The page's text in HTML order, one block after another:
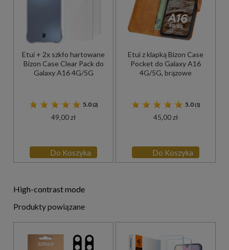
Etui + 2x szkło hartowane
Bizon Case Clear Pack do
Galaxy A16 4G/5G
5.0 (2)
49,00 zł
Do Koszyka
Etui z klapką Bizon Case
Pocket do Galaxy A16
4G/5G, brązowe
5.0 (1)
45,00 zł
Do Koszyka
High-contrast mode
Produkty powiązane